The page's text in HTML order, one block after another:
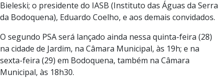
Bieleski; o presidente do IASB (Instituto das Águas da Serra
da Bodoquena), Eduardo Coelho, e aos demais convidados.
O segundo PSA será lançado ainda nessa quinta-feira (28)
na cidade de Jardim, na Câmara Municipal, às 19h; e na
sexta-feira (29) em Bodoquena, também na Câmara
Municipal, às 18h30.